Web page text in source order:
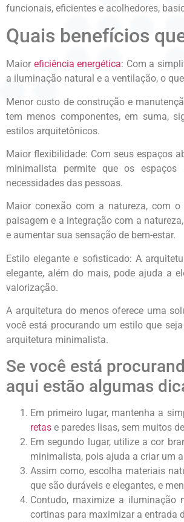
funcionais, eficientes e acolhedores,
Quais benefícios
Maior eficiência energética: Com a
a iluminação natural e a ventilação, o
Menor custo de construção e
tem menos componentes, em suma,
estilos arquitetônicos.
Maior flexibilidade: Com seus espaços
minimalista permite que os
necessidades das pessoas.
Maior conexão com a natureza, com o
paisagem e a integração com a
e aumentar sua sensação de bem-estar.
Estilo elegante e sofisticado: A
elegante, além do mais, pode ajuda a
valorização.
A arquitetura do menos oferece uma
você está procurando um estilo que
arquitetura minimalista.
Se você está
aqui estão algumas
Em primeiro lugar, mantenha a
retas e paredes lisas, sem muitos
Em segundo lugar, utilize a cor
minimalista, pois ajuda a criar um
Assim como, escolha materiais
que são duráveis e elegantes, e
Contudo, maximize a iluminação
cortinas para maximizar a entrada